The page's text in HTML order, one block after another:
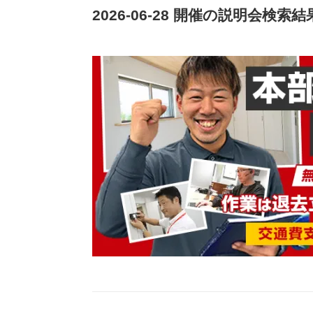
2026-06-28 開催の説明会検索結